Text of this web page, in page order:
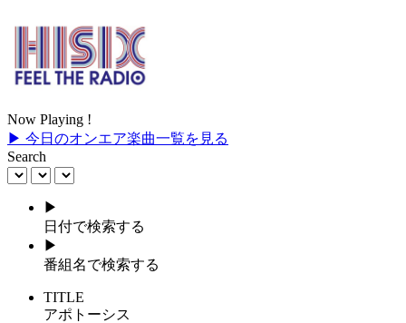
Now Playing !
▶ 今日のオンエア楽曲一覧を見る
Search
▶
日付で検索する
▶
番組名で検索する
TITLE
アポトーシス